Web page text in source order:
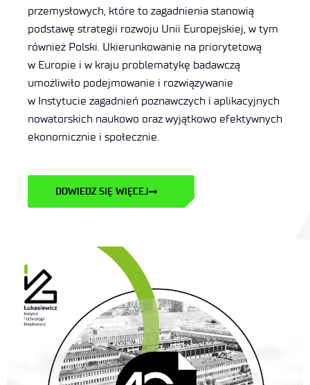
przemysłowych, które to zagadnienia stanowią
podstawę strategii rozwoju Unii Europejskiej, w tym
również Polski. Ukierunkowanie na priorytetową
w Europie i w kraju problematykę badawczą
umożliwiło podejmowanie i rozwiązywanie
w Instytucie zagadnień poznawczych i aplikacyjnych
nowatorskich naukowo oraz wyjątkowo efektywnych
ekonomicznie i społecznie.
DOWIEDZ SIĘ WIĘCEJ